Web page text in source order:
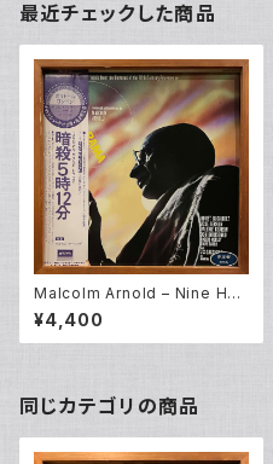
最近チェックした商品
Malcolm Arnold – Nine Hou
rs To Rama (LP)
¥4,400
同じカテゴリの商品